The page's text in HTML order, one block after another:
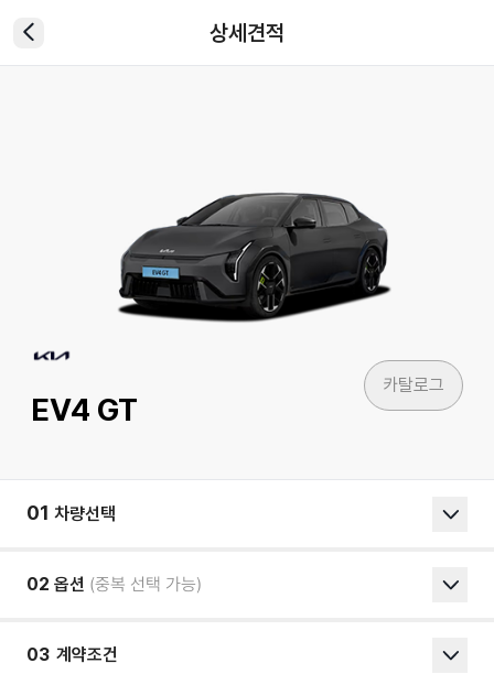
상세견적
EV4 GT
카탈로그
01 차량선택
02 옵션 (중복 선택 가능)
03 계약조건